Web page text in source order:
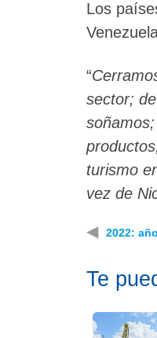
Los
“
sector;
turismo
vez de
◀ 2022:
Te